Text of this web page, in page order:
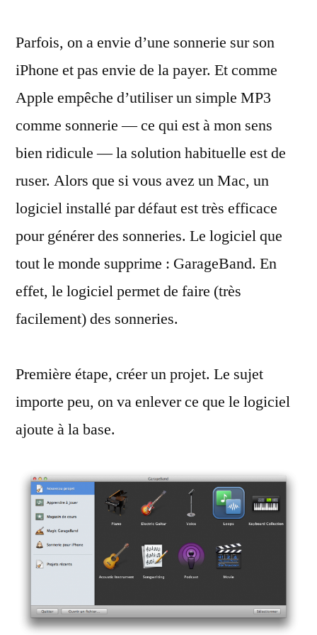
sonnerie
facilement
avec
GarageBand
Parfois, on a envie d’une sonnerie sur son
iPhone et pas envie de la payer. Et comme
Apple empêche d’utiliser un simple MP3
comme sonnerie — ce qui est à mon sens
bien ridicule — la solution habituelle est de
ruser. Alors que si vous avez un Mac, un
logiciel installé par défaut est très efficace
pour générer des sonneries. Le logiciel que
tout le monde supprime : GarageBand. En
effet, le logiciel permet de faire (très
facilement) des sonneries.
Première étape, créer un projet. Le sujet
importe peu, on va enlever ce que le logiciel
ajoute à la base.